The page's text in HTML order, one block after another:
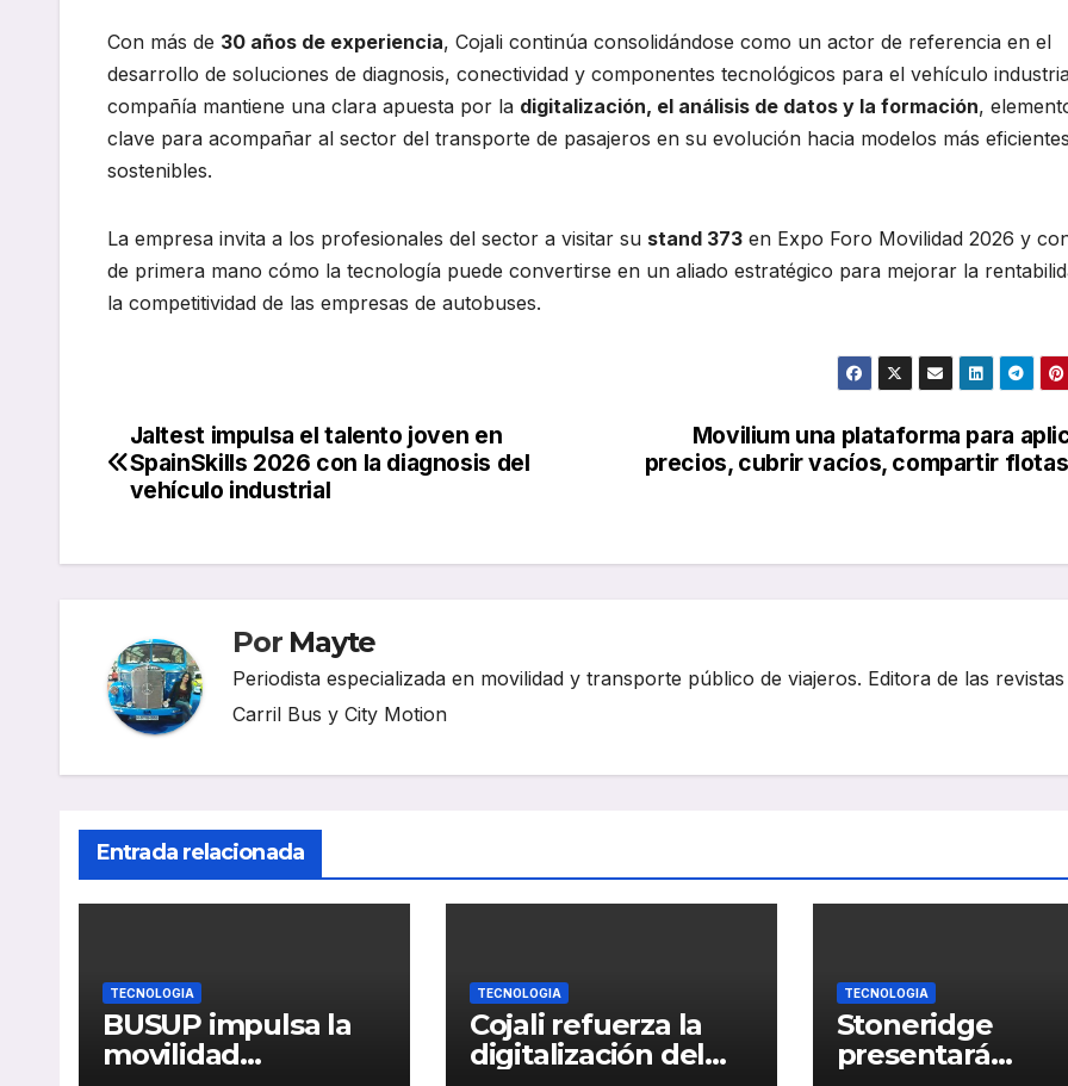
Con más de 30 años de experiencia, Cojali continúa consolidándose como un actor de referencia en el
desarrollo de soluciones de diagnosis, conectividad y componentes tecnológicos para el vehículo
compañía mantiene una clara apuesta por la digitalización, el análisis de datos y la formación,
clave para acompañar al sector del transporte de pasajeros en su evolución hacia modelos más
sostenibles.
La empresa invita a los profesionales del sector a visitar su stand 373 en Expo Foro Movilidad 2026 y
de primera mano cómo la tecnología puede convertirse en un aliado estratégico para mejorar la
la competitividad de las empresas de autobuses.
Navegación
de
Movilium una plataforma para
precios, cubrir vacíos, compartir
Jaltest impulsa el talento joven en
SpainSkills 2026 con la diagnosis del
vehículo industrial
Por Mayte
Periodista especializada en movilidad y transporte público de viajeros. Editora de las revistas
Carril Bus y City Motion
Entrada relacionada
TECNOLOGIA
BUSUP impulsa la
movilidad
TECNOLOGIA
Cojali refuerza la
digitalización del
TECNOLOGIA
Stoneridge
presentará